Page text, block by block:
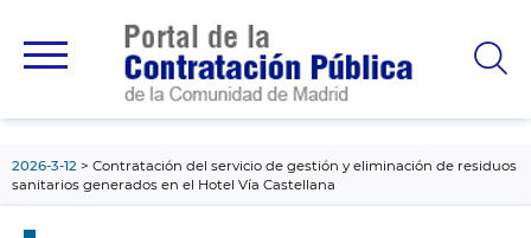
principal
2026-3-12
Contratación del servicio de gestión y eliminación de residuos
sanitarios generados en el Hotel Vía Castellana